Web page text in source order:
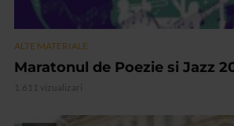
ALTE MATERIALE
Maratonul de Poezie si Jazz
1.611 vizualizari